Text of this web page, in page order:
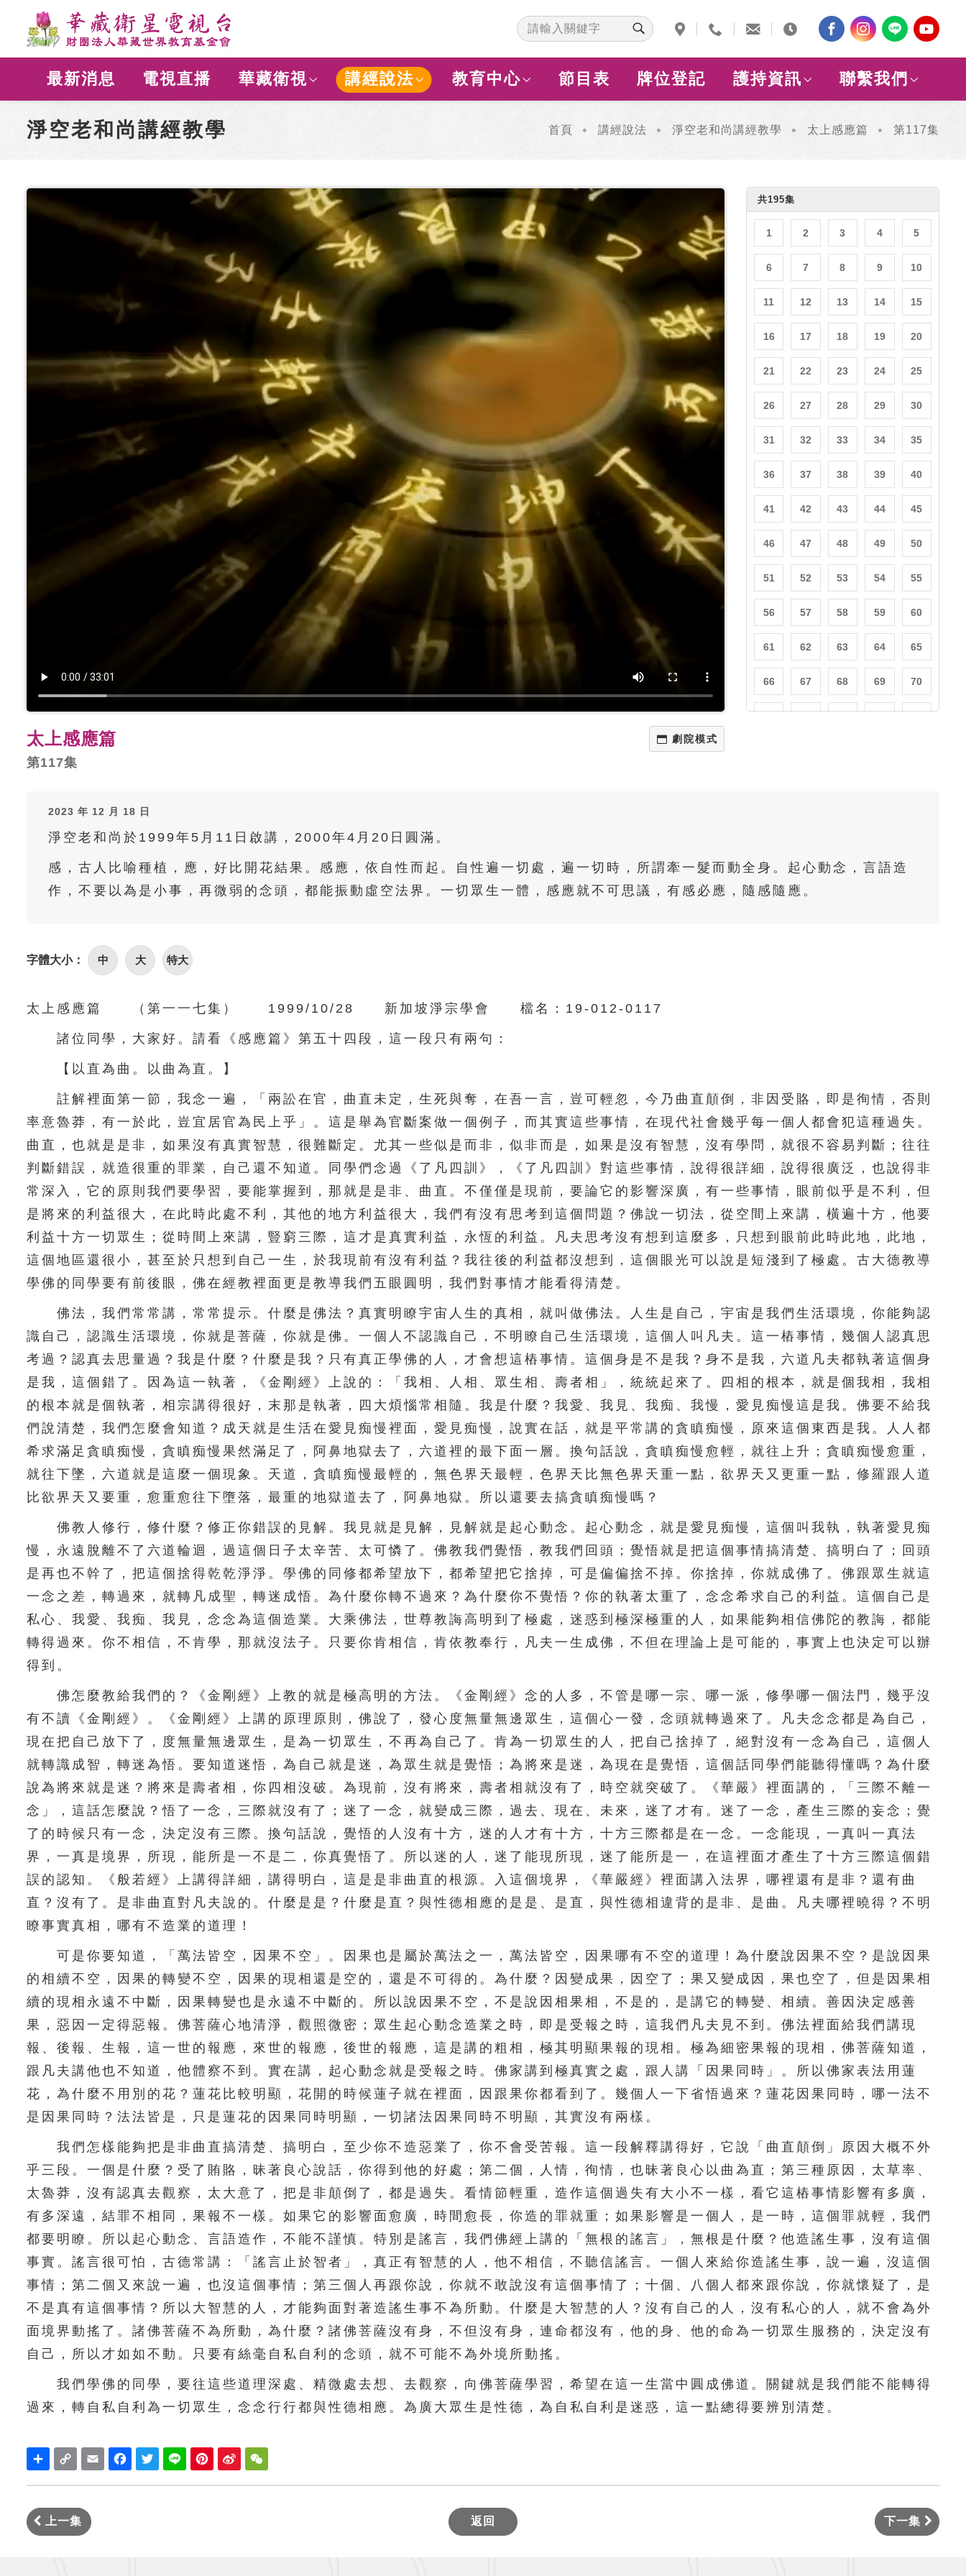
最新消息 電視直播 華藏衛視 講經說法 教育中心 節目表 牌位登記 護持資訊 聯繫我們
淨空老和尚講經教學 首頁 講經說法 淨空老和尚講經教學 太上感應篇 第117集
太上感應篇
第117集
共195集
1 2 3 4 5
6 7 8 9 10
11 12 13 14 15
16 17 18 19 20
21 22 23 24 25
26 27 28 29 30
31 32 33 34 35
36 37 38 39 40
41 42 43 44 45
46 47 48 49 50
51 52 53 54 55
56 57 58 59 60
61 62 63 64 65
66 67 68 69 70
96 97
126 127 128 129 130
131 132 133 134 135
136 137 138 139 140
141 142 143 144 145
146 147 148 149 150
151 152 153 154 155
161 162 163 164 165
171 172 173 174 175
181 182 183 184 185
191 192 193 194 195
2023 年 12 月 18 日
淨空老和尚於1999年5月11日啟講，2000年4月20日圓滿。
感，古人比喻種植，應，好比開花結果。感應，依自性而起。自性遍一切處，遍一切時，所謂牽一髮而動全身。起心動念，言語造
作，不要以為是小事，再微弱的念頭，都能振動虛空法界。一切眾生一體，感應就不可思議，有感必應，隨感隨應。
字體大小： 中 大 特大
太上感應篇 （第一一七集） 1999/10/28 新加坡淨宗學會 檔名：19-012-0117
諸位同學，大家好。請看《感應篇》第五十四段，這一段只有兩句：
【以直為曲。以曲為直。】
註解裡面第一節，我念一遍，「兩訟在官，曲直未定，生死與奪，在吾一言，豈可輕忽，今乃曲直顛倒，非因受賂，即是徇情，否則
率意魯莽，有一於此，豈宜居官為民上乎」。這是舉為官斷案做一個例子，而其實這些事情，在現代社會幾乎每一個人都會犯這種過失。
曲直，也就是是非，如果沒有真實智慧，很難斷定。尤其一些似是而非，似非而是，如果是沒有智慧，沒有學問，就很不容易判斷；往往
判斷錯誤，就造很重的罪業，自己還不知道。同學們念過《了凡四訓》，《了凡四訓》對這些事情，說得很詳細，說得很廣泛，也說得非
常深入，它的原則我們要學習，要能掌握到，那就是是非、曲直。不僅僅是現前，要論它的影響深廣，有一些事情，眼前似乎是不利，但
是將來的利益很大，在此時此處不利，其他的地方利益很大，我們有沒有思考到這個問題？佛說一切法，從空間上來講，橫遍十方，他要
利益十方一切眾生；從時間上來講，豎窮三際，這才是真實利益，永恆的利益。凡夫思考沒有想到這麼多，只想到眼前此時此地，此地，
這個地區還很小，甚至於只想到自己一生，於我現前有沒有利益？我往後的利益都沒想到，這個眼光可以說是短淺到了極處。古大德教導
學佛的同學要有前後眼，佛在經教裡面更是教導我們五眼圓明，我們對事情才能看得清楚。
佛法，我們常常講，常常提示。什麼是佛法？真實明瞭宇宙人生的真相，就叫做佛法。人生是自己，宇宙是我們生活環境，你能夠認
識自己，認識生活環境，你就是菩薩，你就是佛。一個人不認識自己，不明瞭自己生活環境，這個人叫凡夫。這一樁事情，幾個人認真思
考過？認真去思量過？我是什麼？什麼是我？只有真正學佛的人，才會想這樁事情。這個身是不是我？身不是我，六道凡夫都執著這個身
是我，這個錯了。因為這一執著，《金剛經》上說的：「我相、人相、眾生相、壽者相」，統統起來了。四相的根本，就是個我相，我相
的根本就是個執著，相宗講得很好，末那是執著，四大煩惱常相隨。我是什麼？我愛、我見、我痴、我慢，愛見痴慢這是我。佛要不給我
們說清楚，我們怎麼會知道？成天就是生活在愛見痴慢裡面，愛見痴慢，說實在話，就是平常講的貪瞋痴慢，原來這個東西是我。人人都
希求滿足貪瞋痴慢，貪瞋痴慢果然滿足了，阿鼻地獄去了，六道裡的最下面一層。換句話說，貪瞋痴慢愈輕，就往上升；貪瞋痴慢愈重，
就往下墜，六道就是這麼一個現象。天道，貪瞋痴慢最輕的，無色界天最輕，色界天比無色界天重一點，欲界天又更重一點，修羅跟人道
比欲界天又要重，愈重愈往下墮落，最重的地獄道去了，阿鼻地獄。所以還要去搞貪瞋痴慢嗎？
佛教人修行，修什麼？修正你錯誤的見解。我見就是見解，見解就是起心動念。起心動念，就是愛見痴慢，這個叫我執，執著愛見痴
慢，永遠脫離不了六道輪迴，過這個日子太辛苦、太可憐了。佛教我們覺悟，教我們回頭；覺悟就是把這個事情搞清楚、搞明白了；回頭
是再也不幹了，把這個捨得乾乾淨淨。學佛的同修都希望放下，都希望把它捨掉，可是偏偏捨不掉。你捨掉，你就成佛了。佛跟眾生就這
一念之差，轉過來，就轉凡成聖，轉迷成悟。為什麼你轉不過來？為什麼你不覺悟？你的執著太重了，念念希求自己的利益。這個自己是
私心、我愛、我痴、我見，念念為這個造業。大乘佛法，世尊教誨高明到了極處，迷惑到極深極重的人，如果能夠相信佛陀的教誨，都能
轉得過來。你不相信，不肯學，那就沒法子。只要你肯相信，肯依教奉行，凡夫一生成佛，不但在理論上是可能的，事實上也決定可以辦
得到。
佛怎麼教給我們的？《金剛經》上教的就是極高明的方法。《金剛經》念的人多，不管是哪一宗、哪一派，修學哪一個法門，幾乎沒
有不讀《金剛經》。《金剛經》上講的原理原則，佛說了，發心度無量無邊眾生，這個心一發，念頭就轉過來了。凡夫念念都是為自己，
現在把自己放下了，度無量無邊眾生，是為一切眾生，不再為自己了。肯為一切眾生的人，把自己捨掉了，絕對沒有一念為自己，這個人
就轉識成智，轉迷為悟。要知道迷悟，為自己就是迷，為眾生就是覺悟；為將來是迷，為現在是覺悟，這個話同學們能聽得懂嗎？為什麼
說為將來就是迷？將來是壽者相，你四相沒破。為現前，沒有將來，壽者相就沒有了，時空就突破了。《華嚴》裡面講的，「三際不離一
念」，這話怎麼說？悟了一念，三際就沒有了；迷了一念，就變成三際，過去、現在、未來，迷了才有。迷了一念，產生三際的妄念；覺
了的時候只有一念，決定沒有三際。換句話說，覺悟的人沒有十方，迷的人才有十方，十方三際都是在一念。一念能現，一真叫一真法
界，一真是境界，所現，能所是一不是二，你真覺悟了。所以迷的人，迷了能現所現，迷了能所是一，在這裡面才產生了十方三際這個錯
誤的認知。《般若經》上講得詳細，講得明白，這是是非曲直的根源。入這個境界，《華嚴經》裡面講入法界，哪裡還有是非？還有曲
直？沒有了。是非曲直對凡夫說的。什麼是是？什麼是直？與性德相應的是是、是直，與性德相違背的是非、是曲。凡夫哪裡曉得？不明
瞭事實真相，哪有不造業的道理！
可是你要知道，「萬法皆空，因果不空」。因果也是屬於萬法之一，萬法皆空，因果哪有不空的道理！為什麼說因果不空？是說因果
的相續不空，因果的轉變不空，因果的現相還是空的，還是不可得的。為什麼？因變成果，因空了；果又變成因，果也空了，但是因果相
續的現相永遠不中斷，因果轉變也是永遠不中斷的。所以說因果不空，不是說因相果相，不是的，是講它的轉變、相續。善因決定感善
果，惡因一定得惡報。佛菩薩心地清淨，觀照微密；眾生起心動念造業之時，即是受報之時，這我們凡夫見不到。佛法裡面給我們講現
報、後報、生報，這一世的報應，來世的報應，後世的報應，這是講的粗相，極其明顯果報的現相。極為細密果報的現相，佛菩薩知道，
跟凡夫講他也不知道，他體察不到。實在講，起心動念就是受報之時。佛家講到極真實之處，跟人講「因果同時」。所以佛家表法用蓮
花，為什麼不用別的花？蓮花比較明顯，花開的時候蓮子就在裡面，因跟果你都看到了。幾個人一下省悟過來？蓮花因果同時，哪一法不
是因果同時？法法皆是，只是蓮花的因果同時明顯，一切諸法因果同時不明顯，其實沒有兩樣。
我們怎樣能夠把是非曲直搞清楚、搞明白，至少你不造惡業了，你不會受苦報。這一段解釋講得好，它說「曲直顛倒」原因大概不外
乎三段。一個是什麼？受了賄賂，昧著良心說話，你得到他的好處；第二個，人情，徇情，也昧著良心以曲為直；第三種原因，太草率、
太魯莽，沒有認真去觀察，太大意了，把是非顛倒了，都是過失。看情節輕重，造作這個過失有大小不一樣，看它這樁事情影響有多廣，
有多深遠，結罪不相同，果報不一樣。如果它的影響面愈廣，時間愈長，你造的罪就重；如果影響是一個人，是一時，這個罪就輕，我們
都要明瞭。所以起心動念、言語造作，不能不謹慎。特別是謠言，我們佛經上講的「無根的謠言」，無根是什麼？他造謠生事，沒有這個
事實。謠言很可怕，古德常講：「謠言止於智者」，真正有智慧的人，他不相信，不聽信謠言。一個人來給你造謠生事，說一遍，沒這個
事情；第二個又來說一遍，也沒這個事情；第三個人再跟你說，你就不敢說沒有這個事情了；十個、八個人都來跟你說，你就懷疑了，是
不是真有這個事情？所以大智慧的人，才能夠面對著造謠生事不為所動。什麼是大智慧的人？沒有自己的人，沒有私心的人，就不會為外
面境界動搖了。諸佛菩薩不為所動，為什麼？諸佛菩薩沒有身，不但沒有身，連命都沒有，他的身、他的命為一切眾生服務的，決定沒有
自己，所以才如如不動。只要有絲毫自私自利的念頭，就不可能不為外境所動搖。
我們學佛的同學，要往這些道理深處、精微處去想、去觀察，向佛菩薩學習，希望在這一生當中圓成佛道。關鍵就是我們能不能轉得
過來，轉自私自利為一切眾生，念念行行都與性德相應。為廣大眾生是性德，為自私自利是迷惑，這一點總得要辨別清楚。
Share
Copy
Link
Email Facebook
Twitter Line PinterestSina
Weibo
上一集 返回 下一集